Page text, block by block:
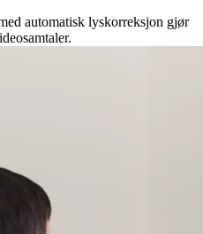
automatisk lyskorreksjon gjør